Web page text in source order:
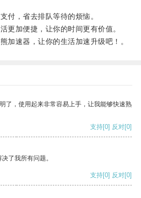
，省去排队等待的烦恼。
加便捷，让你的时间更有价值。
速器，让你的生活加速升级吧！。
了，使用起来非常容易上手，让我能够快速熟
支持[0] 反对[0]
了我所有问题。
支持[0] 反对[0]